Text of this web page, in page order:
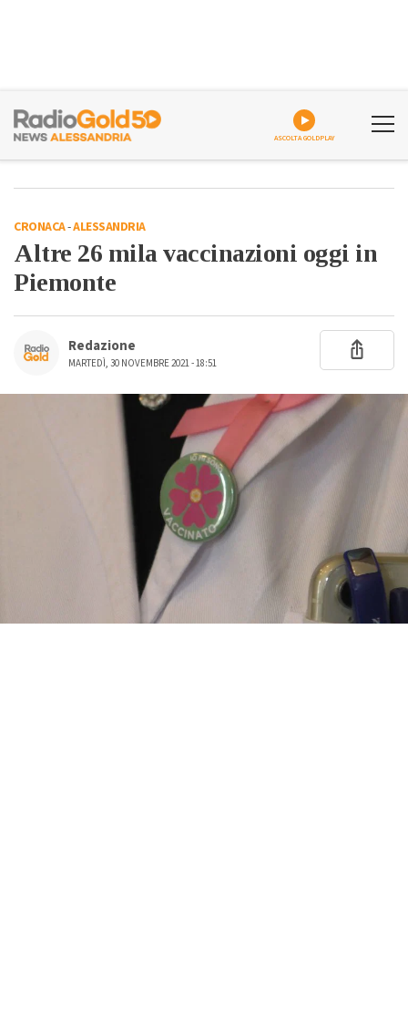
ASCOLTA GOLDPLAY
CRONACA-ALESSANDRIA
Altre 26 mila vaccinazioni oggi in
Piemonte
Redazione
MARTEDÌ, 30 NOVEMBRE 2021 - 18:51